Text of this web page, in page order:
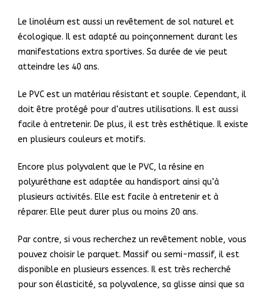
Le linoléum est aussi un revêtement de sol naturel et
écologique. Il est adapté au poinçonnement durant les
manifestations extra sportives. Sa durée de vie peut
atteindre les 40 ans.
Le PVC est un matériau résistant et souple. Cependant, il
doit être protégé pour d’autres utilisations. Il est aussi
facile à entretenir. De plus, il est très esthétique. Il existe
en plusieurs couleurs et motifs.
Encore plus polyvalent que le PVC, la résine en
polyuréthane est adaptée au handisport ainsi qu’à
plusieurs activités. Elle est facile à entretenir et à
réparer. Elle peut durer plus ou moins 20 ans.
Par contre, si vous recherchez un revêtement noble, vous
pouvez choisir le parquet. Massif ou semi-massif, il est
disponible en plusieurs essences. Il est très recherché
pour son élasticité, sa polyvalence, sa glisse ainsi que sa